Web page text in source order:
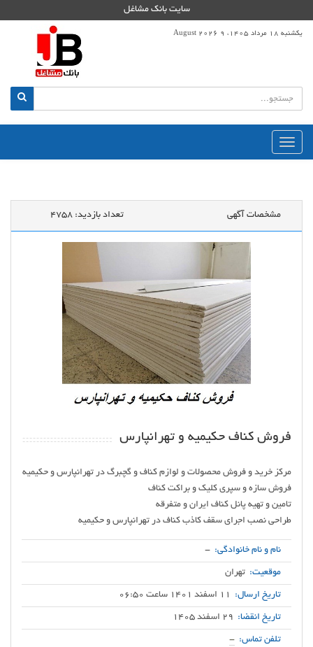
سایت بانک مشاغل
یکشنبه 18 مرداد 1405، 9 August 2026
منوی
اصلی
مشخصات آگهی تعداد بازدید: 4758
فروش کناف حکیمیه و تهرانپارس
طراحی نصب اجرای سقف کاذب کناف در تهرانپارس و حکیمیه
نام و نام خانوادگی: -
موقعیت: تهران
تاریخ ارسال: 11 اسفند 1401 ساعت 06:50
تاریخ انقضا: 29 اسفند 1405
تلفن تماس: -